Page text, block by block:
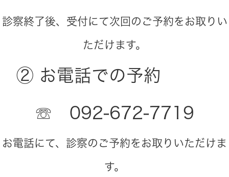
診察終了後、受付にて次回のご予約をお取りい
ただけます。
② お電話での予約
☏ 092-672-7719
お電話にて、診察のご予約をお取りいただけま
す。